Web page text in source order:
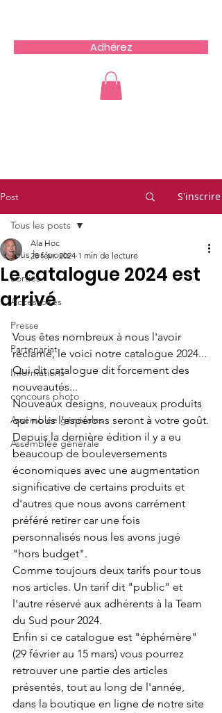
Adhérez
Post S'inscrire
Tous les posts
Sorties
Accessoires
Presse
Partenariat
Informations
concours photo
Assemblée générales
Assemblée générale
Tous les posts
Le catalogue 2024 est
arrivé
Ala Hoc
28 févr. 2024 1 min de lecture
Vous êtes nombreux à nous l'avoir
réclamé, le voici notre catalogue 2024...
Qui dit catalogue dit forcement des
nouveautés...
Nouveaux designs, nouveaux produits
qui nous l'espérons seront à votre goût.
Depuis la dernière édition il y a eu
beaucoup de bouleversements
économiques avec une augmentation
significative de certains produits et
d'autres que nous avons carrément
préféré retirer car une fois
personnalisés nous les avons jugé
"hors budget".
Comme toujours deux tarifs pour tous
nos articles. Un tarif dit "public" et
l'autre réservé aux adhérents à la Team
du Sud pour 2024.
Enfin si ce catalogue est "éphémère"
(29 février au 15 mars) vous pourrez
retrouver une partie des articles
présentés, tout au long de l'année,
dans la boutique en ligne de notre site